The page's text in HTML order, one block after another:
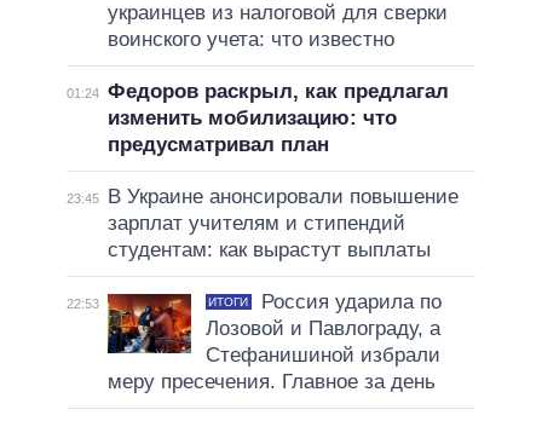
украинцев из налоговой для сверки
воинского учета: что известно
01:24 Федоров раскрыл, как предлагал
изменить мобилизацию: что
предусматривал план
23:45
В Украине анонсировали повышение
зарплат учителям и стипендий
студентам: как вырастут выплаты
22:53 ИТОГИ
Россия ударила по
Лозовой и Павлограду, а
Стефанишиной избрали
меру пресечения. Главное за день